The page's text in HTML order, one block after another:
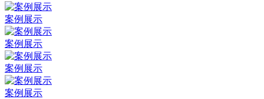
案例展示
案例展示
案例展示
案例展示